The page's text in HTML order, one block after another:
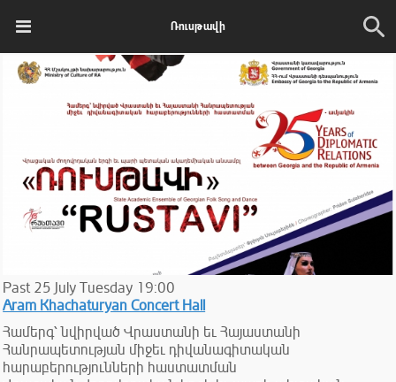
Ռուսթավի
Past 25 July Tuesday 19:00
Aram Khachaturyan Concert Hall
Համերգ՝ նվիրված Վրաստանի եւ Հայաստանի
Հանրապետության միջեւ դիվանագիտական
հարաբերությունների հաստատման